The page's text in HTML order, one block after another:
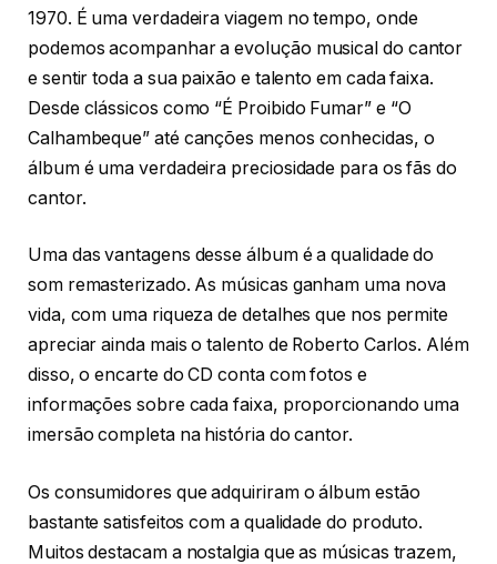
1970. É uma verdadeira viagem no tempo, onde
podemos acompanhar a evolução musical do cantor
e sentir toda a sua paixão e talento em cada faixa.
Desde clássicos como “É Proibido Fumar” e “O
Calhambeque” até canções menos conhecidas, o
álbum é uma verdadeira preciosidade para os fãs do
cantor.
Uma das vantagens desse álbum é a qualidade do
som remasterizado. As músicas ganham uma nova
vida, com uma riqueza de detalhes que nos permite
apreciar ainda mais o talento de Roberto Carlos. Além
disso, o encarte do CD conta com fotos e
informações sobre cada faixa, proporcionando uma
imersão completa na história do cantor.
Os consumidores que adquiriram o álbum estão
bastante satisfeitos com a qualidade do produto.
Muitos destacam a nostalgia que as músicas trazem,